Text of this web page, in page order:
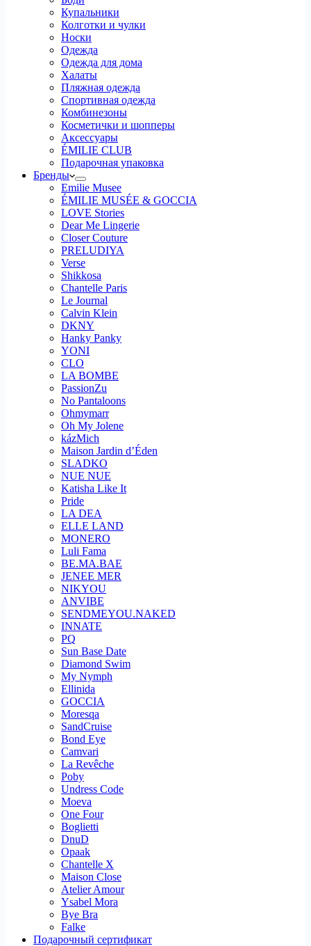
Купальники
Колготки и чулки
Носки
Одежда
Одежда для дома
Халаты
Пляжная одежда
Спортивная одежда
Комбинезоны
Косметички и шопперы
Аксессуары
ÉMILIE CLUB
Подарочная упаковка
Бренды
Emilie Musee
ÉMILIE MUSÉE & GOCCIA
LOVE Stories
Dear Me Lingerie
Closer Couture
PRELUDIYA
Verse
Shikkosa
Chantelle Paris
Le Journal
Calvin Klein
DKNY
Hanky Panky
YONI
CLO
LA BOMBE
PassionZu
No Pantaloons
Ohmymarr
Oh My Jolene
kázMich
Maison Jardin d’Éden
SLADKO
NUE NUE
Katisha Like It
Pride
LA DEA
ELLE LAND
MONERO
Luli Fama
BE.MA.BAE
JENEE MER
NIKYOU
ANVIBE
SENDMEYOU.NAKED
INNATE
PQ
Sun Base Date
Diamond Swim
My Nymph
Ellinida
GOCCIA
Moresqa
SandCruise
Bond Eye
Camvari
La Revêche
Poby
Undress Code
Moeva
One Four
Boglietti
DnuD
Opaak
Chantelle X
Maison Close
Atelier Amour
Ysabel Mora
Bye Bra
Falke
Подарочный сертификат